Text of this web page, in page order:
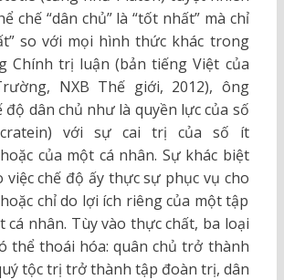
chế “dân chủ” là “tốt nhất” mà chỉ
so với mọi hình thức khác trong
Chính trị luận (bản tiếng Việt của
NXB Thế giới, 2012), ông
độ dân chủ như là quyền lực của số
với sự cai trị của số ít
của một cá nhân. Sự khác biệt
việc chế độ ấy thực sự phục vụ cho
chỉ do lợi ích riêng của một tập
cá nhân. Tùy vào thực chất, ba loại
thể thoái hóa: quân chủ trở thành
tộc trị trở thành tập đoàn trị, dân